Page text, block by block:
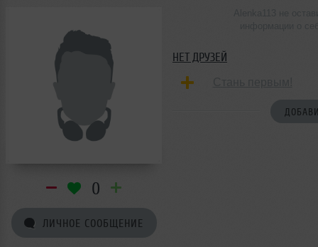
0
ЛИЧНОЕ СООБЩЕНИЕ
НЕТ ДРУЗЕЙ